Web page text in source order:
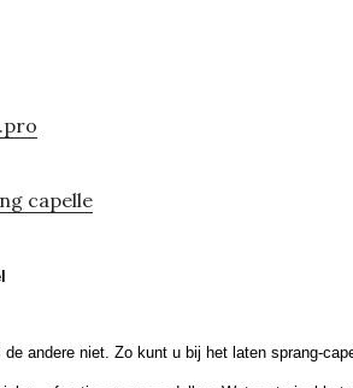
capelle
de andere niet. Zo kunt u bij het laten sprang-